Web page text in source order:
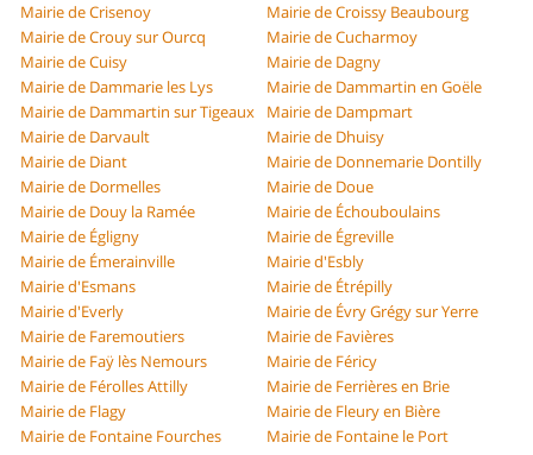
Mairie de Crisenoy
Mairie de Croissy Beaubourg
Mairie de Crouy sur Ourcq
Mairie de Cucharmoy
Mairie de Cuisy
Mairie de Dagny
Mairie de Dammarie les Lys
Mairie de Dammartin en Goële
Mairie de Dammartin sur Tigeaux
Mairie de Dampmart
Mairie de Darvault
Mairie de Dhuisy
Mairie de Diant
Mairie de Donnemarie Dontilly
Mairie de Dormelles
Mairie de Doue
Mairie de Douy la Ramée
Mairie de Échouboulains
Mairie de Égligny
Mairie de Égreville
Mairie de Émerainville
Mairie d'Esbly
Mairie d'Esmans
Mairie de Étrépilly
Mairie d'Everly
Mairie de Évry Grégy sur Yerre
Mairie de Faremoutiers
Mairie de Favières
Mairie de Faÿ lès Nemours
Mairie de Féricy
Mairie de Férolles Attilly
Mairie de Ferrières en Brie
Mairie de Flagy
Mairie de Fleury en Bière
Mairie de Fontaine Fourches
Mairie de Fontaine le Port